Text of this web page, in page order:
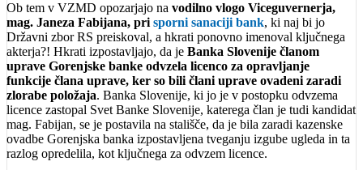
Ob tem v VZMD opozarjajo na vodilno vlogo Viceguvernerja,
mag. Janeza Fabijana, pri sporni sanaciji bank, ki naj bi jo
Državni zbor RS preiskoval, a hkrati ponovno imenoval ključnega
akterja?! Hkrati izpostavljajo, da je Banka Slovenije članom
uprave Gorenjske banke odvzela licenco za opravljanje
funkcije člana uprave, ker so bili člani uprave ovadeni zaradi
zlorabe položaja. Banka Slovenije, ki jo je v postopku odvzema
licence zastopal Svet Banke Slovenije, katerega član je tudi kandidat
mag. Fabijan, se je postavila na stališče, da je bila zaradi kazenske
ovadbe Gorenjska banka izpostavljena tveganju izgube ugleda in ta
razlog opredelila, kot ključnega za odvzem licence.